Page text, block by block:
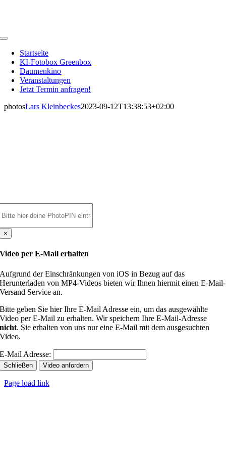
Toggle
NavigationStartseite
KI-Fotobox Greenbox
Daumenkino
Veranstaltungen
Jetzt Termin anfragen!
photosLars Kleinbeckes2023-09-12T13:38:53+02:00
×
Video per E-Mail erhalten
Aufgrund der Einschränkungen von iOS in Bezug auf das
Herunterladen von MP4-Videos bieten wir Ihnen hiermit einen E-Mail-
Versand Service an.
Bitte geben Sie hier Ihre E-Mail Adresse ein, um das ausgewählte
Video per E-Mail zu erhalten. Wir speichern Ihre E-Mail-Adresse
nicht. Sie erhalten von uns nur eine E-Mail mit dem ausgesuchten
Video.
E-Mail Adresse:
Schließen Video anfordern
Page load link